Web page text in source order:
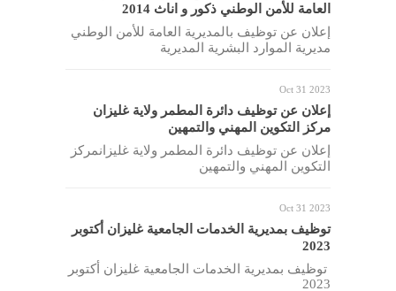
العامة للأمن الوطني ذكور و اناث 2014
إعلان عن توظيف بالمديرية العامة للأمن الوطني
مديرية الموارد البشرية المديرية
Oct 31 2023
إعلان عن توظيف دائرة المطمر ولاية غليزان
مركز التكوين المهني والتمهين
إعلان عن توظيف دائرة المطمر ولاية غليزانمركز
التكوين المهني والتمهين
Oct 31 2023
توظيف بمديرية الخدمات الجامعية غليزان أكتوبر
2023
توظيف بمديرية الخدمات الجامعية غليزان أكتوبر
2023